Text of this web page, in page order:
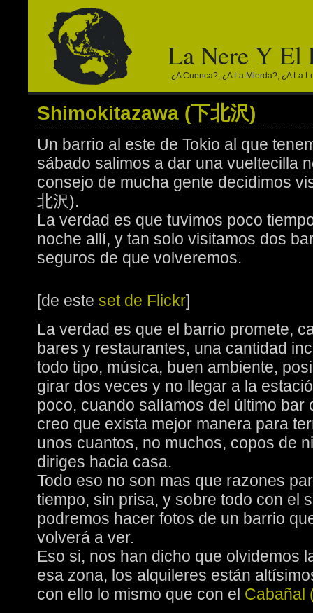
La Nere Y
¿a Cuenca?, ¿a La Mierda?, ¿a La
Shimokitazawa (下北沢)
Un barrio al este de Tokio al que
sábado salimos a dar una vueltecilla
consejo de mucha gente decidimos
北沢).
La verdad es que tuvimos poco
noche allí, y tan solo visitamos dos
seguros de que volveremos.
[de este set de Flickr]
La verdad es que el barrio promete,
bares y restaurantes, una cantidad
todo tipo, música, buen ambiente,
girar dos veces y no llegar a la
poco, cuando salíamos del último bar
creo que exista mejor manera para
unos cuantos, no muchos, copos de
diriges hacia casa.
Todo eso no son mas que razones
tiempo, sin prisa, y sobre todo con el
podremos hacer fotos de un barrio
volverá a ver.
Eso si, nos han dicho que olvidemos
esa zona, los alquileres están
con ello lo mismo que con el Cabañal